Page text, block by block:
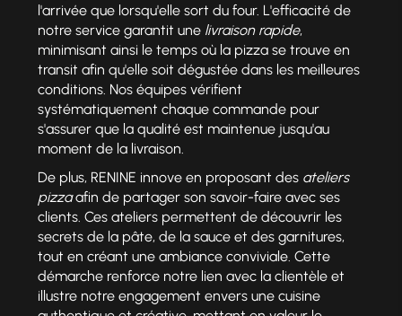
l'arrivée que lorsqu'elle sort du four. L'efficacité de
notre service garantit une livraison rapide,
minimisant ainsi le temps où la pizza se trouve en
transit afin qu'elle soit dégustée dans les meilleures
conditions. Nos équipes vérifient
systématiquement chaque commande pour
s'assurer que la qualité est maintenue jusqu'au
moment de la livraison.
De plus, RENINE innove en proposant des ateliers
pizzaafin de partager son savoir-faire avec ses
clients. Ces ateliers permettent de découvrir les
secrets de la pâte, de la sauce et des garnitures,
tout en créant une ambiance conviviale. Cette
démarche renforce notre lien avec la clientèle et
illustre notre engagement envers une cuisine